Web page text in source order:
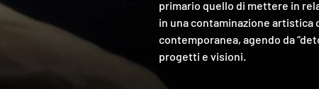
primario quello di mettere in
in una contaminazione artistica
contemporanea, agendo da
progetti e visioni.